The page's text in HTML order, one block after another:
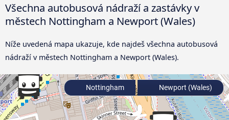
Všechna autobusová nádraží a zastávky v
městech Nottingham a Newport (Wales)
Níže uvedená mapa ukazuje, kde najdeš všechna autobusová
nádraží v městech Nottingham a Newport (Wales).
Nottingham Newport (Wales)